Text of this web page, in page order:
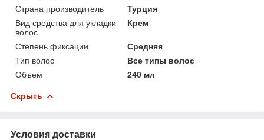
Страна производитель
Турция
Вид средства для укладки
волос
Крем
Степень фиксации
Средняя
Тип волос
Все типы волос
Объем
240 мл
Скрыть
Условия доставки